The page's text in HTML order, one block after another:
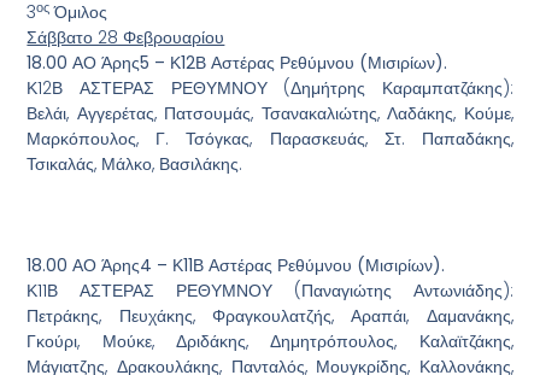
3ος Όμιλος
Σάββατο 28 Φεβρουαρίου
18.00 ΑΟ Άρης5 – Κ12Β Αστέρας Ρεθύμνου (Μισιρίων).
Κ12Β ΑΣΤΕΡΑΣ ΡΕΘΥΜΝΟΥ (Δημήτρης Καραμπατζάκης):
Βελάι, Αγγερέτας, Πατσουμάς, Τσανακαλιώτης, Λαδάκης, Κούμε,
Μαρκόπουλος, Γ. Τσόγκας, Παρασκευάς, Στ. Παπαδάκης,
Τσικαλάς, Μάλκο, Βασιλάκης.
18.00 ΑΟ Άρης4 – Κ11Β Αστέρας Ρεθύμνου (Μισιρίων).
Κ11Β ΑΣΤΕΡΑΣ ΡΕΘΥΜΝΟΥ (Παναγιώτης Αντωνιάδης):
Πετράκης, Πευχάκης, Φραγκουλατζής, Αραπάι, Δαμανάκης,
Γκούρι, Μούκε, Δριδάκης, Δημητρόπουλος, Καλαϊτζάκης,
Μάγιατζης, Δρακουλάκης, Πανταλός, Μουγκρίδης, Καλλονάκης,